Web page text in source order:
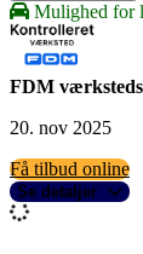
Mulighed for
FDM
20. nov 2025
Få tilbud online
Se detaljer